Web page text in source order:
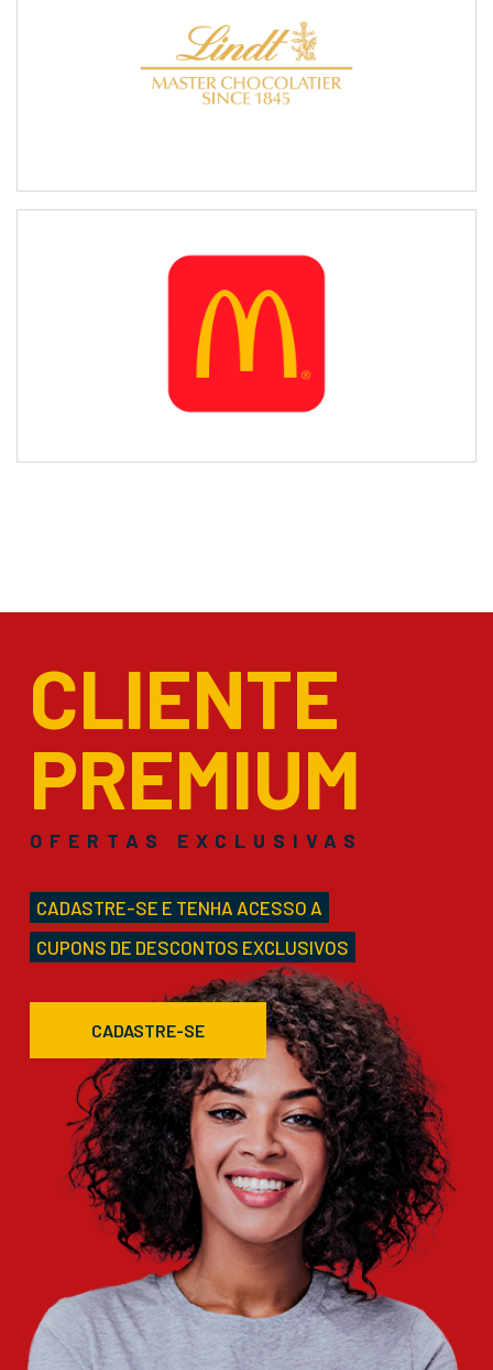
CLIENTE
PREMIUM
OFERTAS EXCLUSIVAS
CADASTRE-SE E TENHA ACESSO A
CUPONS DE DESCONTOS EXCLUSIVOS
CADASTRE-SE